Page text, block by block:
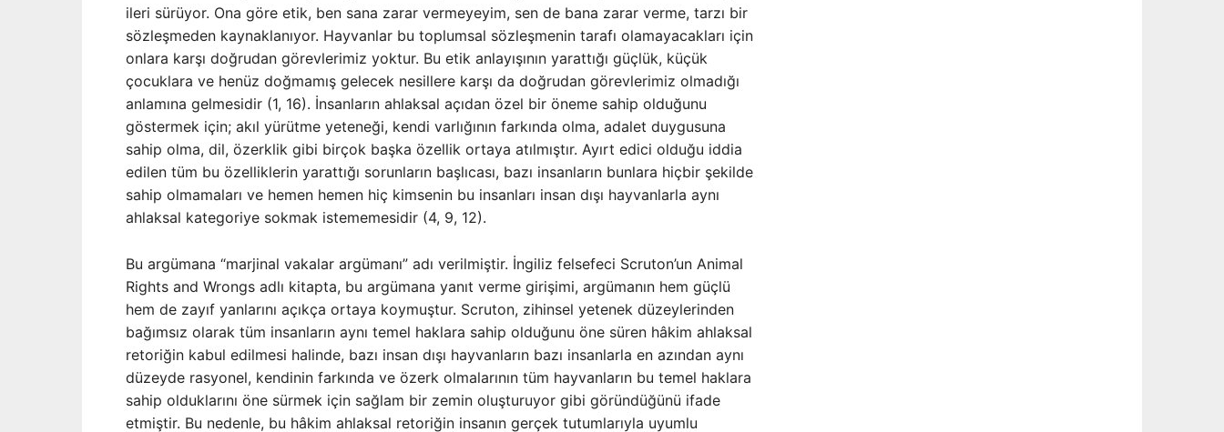
ileri sürüyor. Ona göre etik, ben sana zarar vermeyeyim, sen de bana zarar verme, tarzı bir
sözleşmeden kaynaklanıyor. Hayvanlar bu toplumsal sözleşmenin tarafı olamayacakları için
onlara karşı doğrudan görevlerimiz yoktur. Bu etik anlayışının yarattığı güçlük, küçük
çocuklara ve henüz doğmamış gelecek nesillere karşı da doğrudan görevlerimiz olmadığı
anlamına gelmesidir (1, 16). İnsanların ahlaksal açıdan özel bir öneme sahip olduğunu
göstermek için; akıl yürütme yeteneği, kendi varlığının farkında olma, adalet duygusuna
sahip olma, dil, özerklik gibi birçok başka özellik ortaya atılmıştır. Ayırt edici olduğu iddia
edilen tüm bu özelliklerin yarattığı sorunların başlıcası, bazı insanların bunlara hiçbir şekilde
sahip olmamaları ve hemen hemen hiç kimsenin bu insanları insan dışı hayvanlarla aynı
ahlaksal kategoriye sokmak istememesidir (4, 9, 12).
Bu argümana “marjinal vakalar argümanı” adı verilmiştir. İngiliz felsefeci Scruton’un Animal
Rights and Wrongs adlı kitapta, bu argümana yanıt verme girişimi, argümanın hem güçlü
hem de zayıf yanlarını açıkça ortaya koymuştur. Scruton, zihinsel yetenek düzeylerinden
bağımsız olarak tüm insanların aynı temel haklara sahip olduğunu öne süren hâkim ahlaksal
retoriğin kabul edilmesi halinde, bazı insan dışı hayvanların bazı insanlarla en azından aynı
düzeyde rasyonel, kendinin farkında ve özerk olmalarının tüm hayvanların bu temel haklara
sahip olduklarını öne sürmek için sağlam bir zemin oluşturuyor gibi göründüğünü ifade
etmiştir. Bu nedenle, bu hâkim ahlaksal retoriğin insanın gerçek tutumlarıyla uyumlu